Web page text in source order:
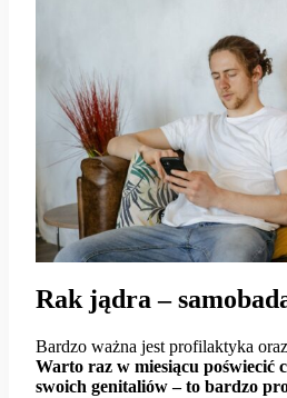
Rak jądra–
Bardzo ważna jest profilaktyka
Warto raz w miesiącu poświecić
swoich genitaliów – to bardzo